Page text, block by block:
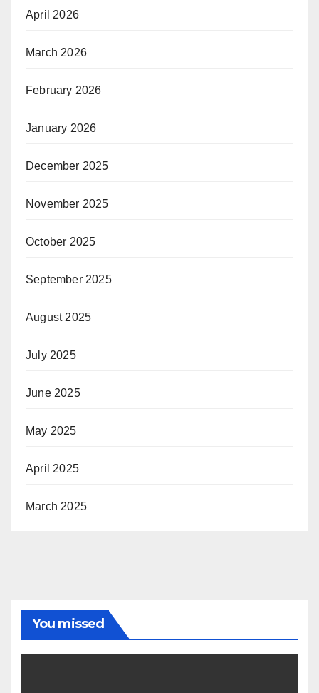
April 2026
March 2026
February 2026
January 2026
December 2025
November 2025
October 2025
September 2025
August 2025
July 2025
June 2025
May 2025
April 2025
March 2025
You missed